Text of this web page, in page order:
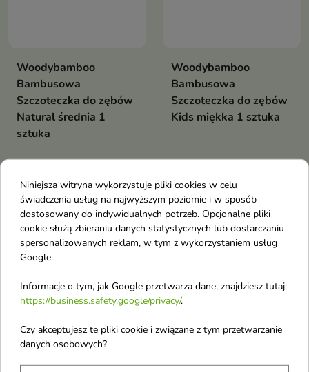
Woodybamboo
Bambusowa
Szczoteczka do zębów
Natural średnia 1
sztuka
Woodybamboo
Bambusowa
Szczoteczka do zębów
Kids miękka 1 sztuka
OUTLET favorite_border
Woodybamboo
Bambusowa
OUTLET
Woodybamboo
Niniejsza witryna wykorzystuje pliki cookies w celu
świadczenia usług na najwyższym poziomie i w sposób
dostosowany do indywidualnych potrzeb. Opcjonalne pliki
cookie służą zbieraniu danych statystycznych lub dostarczaniu
spersonalizowanych reklam, w tym z wykorzystaniem usług
Google.
Informacje o tym, jak Google przetwarza dane, znajdziesz tutaj:
https://business.safety.google/privacy/.
Czy akceptujesz te pliki cookie i związane z tym przetwarzanie
danych osobowych?